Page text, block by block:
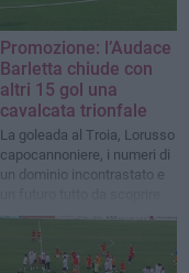
Promozione: l’Audace
Barletta chiude con
altri 15 gol una
cavalcata trionfale
La goleada al Troia, Lorusso
capocannoniere, i numeri di
un dominio incontrastato e